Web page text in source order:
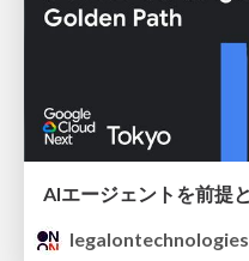
legalontechnologies